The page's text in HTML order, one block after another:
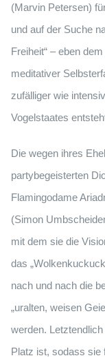
(Marvin Petersen)
und auf der Suche
Freiheit“ – eben
meditativer
zufälliger wie
Vogelstaates
Die wegen ihres
partybegeisterten
Flamingodame
(Simon
mit dem sie die
das
nach und nach die
„uralten, weisen
werden.
Platz ist, sodass sie